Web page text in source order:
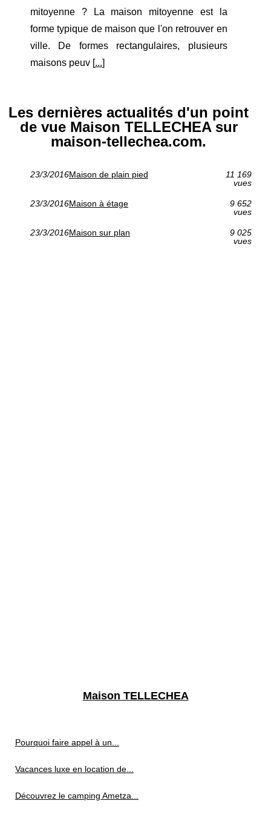
mitoyenne ? La maison mitoyenne est la
forme typique de maison que l'on retrouver en
ville. De formes rectangulaires, plusieurs
maisons peuv [...]
Les dernières actualités d'un point
de vue Maison TELLECHEA sur
maison-tellechea.com.
23/3/2016Maison de plain pied
11 169
vues
23/3/2016Maison à étage
9 652
vues
23/3/2016Maison sur plan
9 025
vues
Maison TELLECHEA
Pourquoi faire appel à un...
Vacances luxe en location de...
Découvrez le camping Ametza...